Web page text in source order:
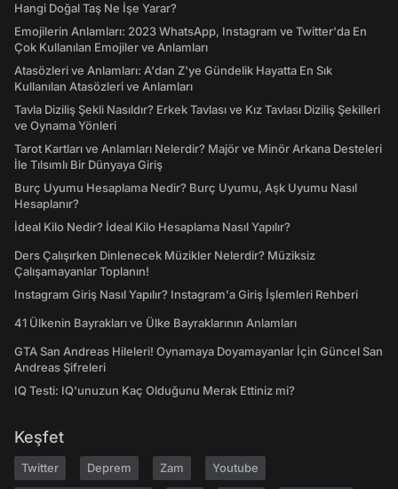
Hangi Doğal Taş Ne İşe Yarar?
Emojilerin Anlamları: 2023 WhatsApp, Instagram ve Twitter'da En
Çok Kullanılan Emojiler ve Anlamları
Atasözleri ve Anlamları: A'dan Z'ye Gündelik Hayatta En Sık
Kullanılan Atasözleri ve Anlamları
Tavla Diziliş Şekli Nasıldır? Erkek Tavlası ve Kız Tavlası Diziliş Şekilleri
ve Oynama Yönleri
Tarot Kartları ve Anlamları Nelerdir? Majör ve Minör Arkana Desteleri
İle Tılsımlı Bir Dünyaya Giriş
Burç Uyumu Hesaplama Nedir? Burç Uyumu, Aşk Uyumu Nasıl
Hesaplanır?
İdeal Kilo Nedir? İdeal Kilo Hesaplama Nasıl Yapılır?
Ders Çalışırken Dinlenecek Müzikler Nelerdir? Müziksiz
Çalışamayanlar Toplanın!
Instagram Giriş Nasıl Yapılır? Instagram'a Giriş İşlemleri Rehberi
41 Ülkenin Bayrakları ve Ülke Bayraklarının Anlamları
GTA San Andreas Hileleri! Oynamaya Doyamayanlar İçin Güncel San
Andreas Şifreleri
IQ Testi: IQ'unuzun Kaç Olduğunu Merak Ettiniz mi?
Keşfet
Twitter Deprem Zam Youtube